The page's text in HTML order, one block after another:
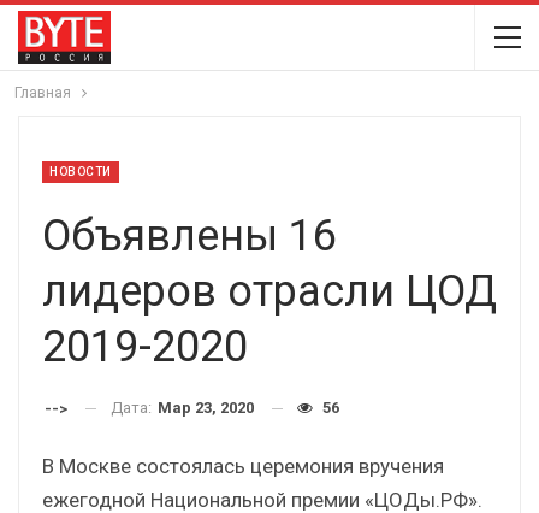
Главная
НОВОСТИ
Объявлены 16
лидеров отрасли ЦОД
2019-2020
--> Дата: Мар 23, 2020 56
В Москве состоялась церемония вручения
ежегодной Национальной премии «ЦОДы.РФ».